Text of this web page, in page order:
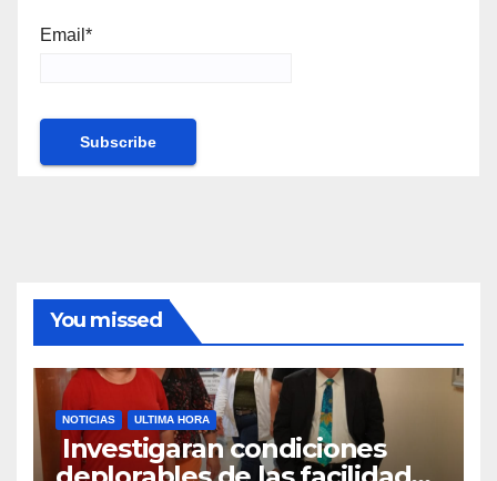
Email*
You missed
NOTICIAS ULTIMA HORA
Investigaran condiciones